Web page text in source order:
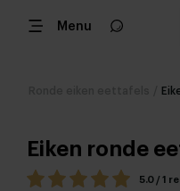
Menu
Eiken ronde
5.0 / 1